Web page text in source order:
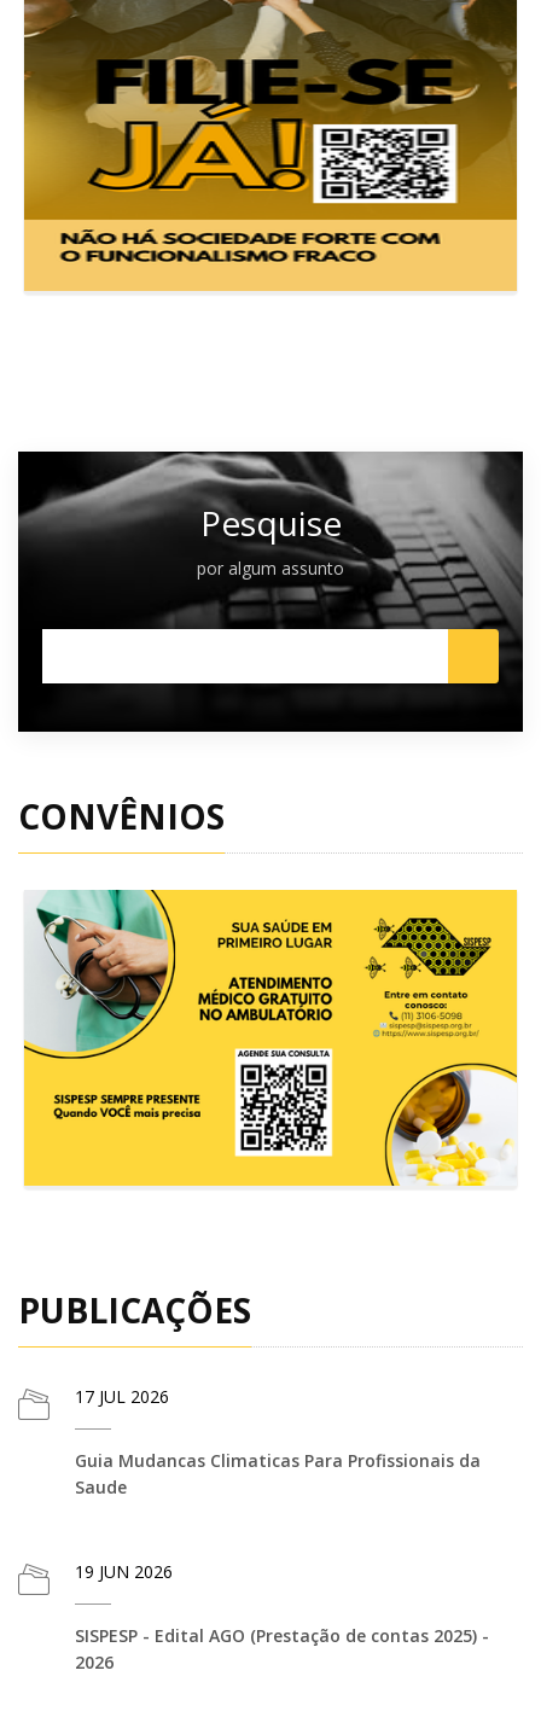
Pesquise
por algum assunto
CONVÊNIOS
PUBLICAÇÕES
17 JUL 2026
Guia Mudancas Climaticas Para Profissionais da
Saude
19 JUN 2026
SISPESP - Edital AGO (Prestação de contas 2025) -
2026